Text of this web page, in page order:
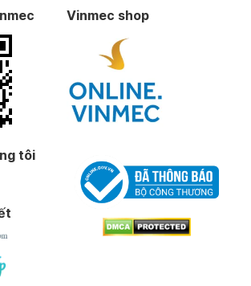
Vinmec shop
tôi